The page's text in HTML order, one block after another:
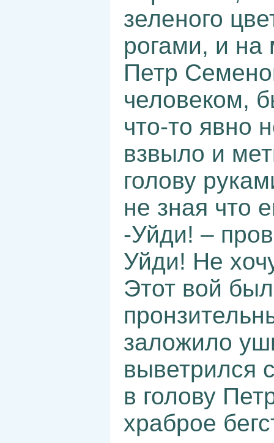
зеленого
рогами, и на
Петр
человеком,
что-то явно
взвыло и
голову
не зная что
-Уйди! –
Уйди! Не
Этот вой
заложило
выветрился
в голову
храброе